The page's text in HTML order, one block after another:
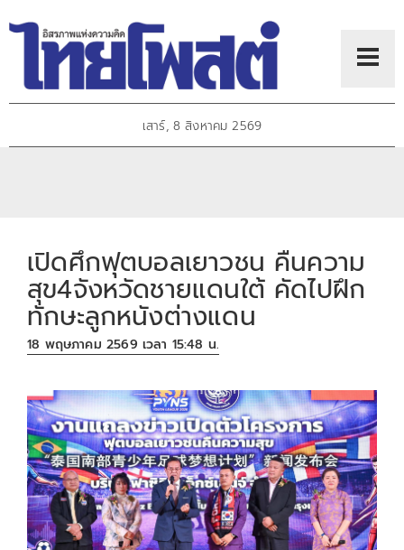
เสาร์, 8 สิงหาคม 2569
เปิดศึกฟุตบอลเยาวชน คืนความ
สุข4จังหวัดชายแดนใต้ คัดไปฝึก
ทักษะลูกหนังต่างแดน
18 พฤษภาคม 2569 เวลา 15:48 น.